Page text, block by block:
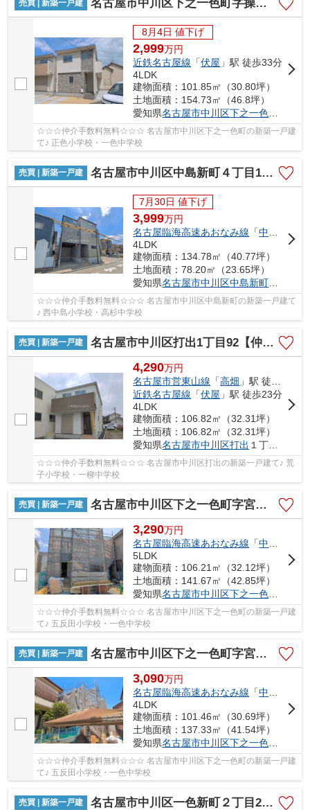
売買 | 新築一戸建 名古屋市中川区下之一色町字操出48【仲介手数料無料】新築一戸建て 2号棟
8月4日 値下げ
2,999万円
近鉄名古屋線 「伏屋 」駅 徒歩33分
4LDK
建物面積：101.85㎡（30.80坪）
土地面積：154.73㎡（46.8坪）
愛知県名古屋市中川区下之一色町
☆☆☆仲介手数料無料☆☆☆ 名古屋市中川区下之一色町の新築一戸建
て♪ 正色小学校・一色中学校
売買 | 新築一戸建 名古屋市中川区中島新町４丁目1011【仲介手数料無料】新築一戸建て 1号棟
7月30日 値下げ
3,999万円
名古屋臨海高速あおなみ線 「中島
」駅
4LDK
建物面積：134.78㎡（40.77坪）
土地面積：78.20㎡（23.65坪）
愛知県名古屋市中川区中島新町
☆☆☆仲介手数料無料☆☆☆ 名古屋市中川区中島新町の新築一戸建て
♪ 西中島小学校・高杉中学校
売買 | 新築一戸建 名古屋市中川区打出1丁目92【仲介手数料無料】新築一戸建て 2号棟
4,290万円
名古屋市営東山線 「高畑 」駅 徒歩17分
近鉄名古屋線 「伏屋 」駅 徒歩23分
4LDK
建物面積：106.82㎡（32.31坪）
土地面積：106.82㎡（32.31坪）
愛知県名古屋市中川区打出 １丁目92
☆☆☆仲介手数料無料☆☆☆ 名古屋市中川区打出の新築一戸建て♪ 荒
子小学校・一柳中学校
売買 | 新築一戸建 名古屋市中川区下之一色町字宮分168【仲介手数料無料】新築一戸建て 1号棟
3,290万円
名古屋臨海高速あおなみ線 「中島
5LDK
建物面積：106.21㎡（32.12坪）
土地面積：141.67㎡（42.85坪）
愛知県名古屋市中川区下之一色町
☆☆☆仲介手数料無料☆☆☆ 名古屋市中川区下之一色町の新築一戸建
て♪ 五反田小学校・一色中学校
売買 | 新築一戸建 名古屋市中川区下之一色町字宮分168【仲介手数料無料】新築一戸建て 2号棟
3,090万円
名古屋臨海高速あおなみ線 「中島
4LDK
建物面積：101.46㎡（30.69坪）
土地面積：137.33㎡（41.54坪）
愛知県名古屋市中川区下之一色町
☆☆☆仲介手数料無料☆☆☆ 名古屋市中川区下之一色町の新築一戸建
て♪ 五反田小学校・一色中学校
売買 | 新築一戸建 名古屋市中川区一色新町２丁目205【仲介手数料無料】新築一戸建て 2号棟